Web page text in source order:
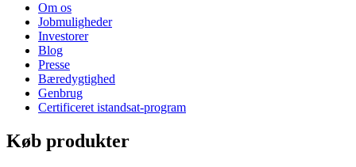
Om os
Jobmuligheder
Investorer
Blog
Presse
Bæredygtighed
Genbrug
Certificeret istandsat-program
Køb produkter